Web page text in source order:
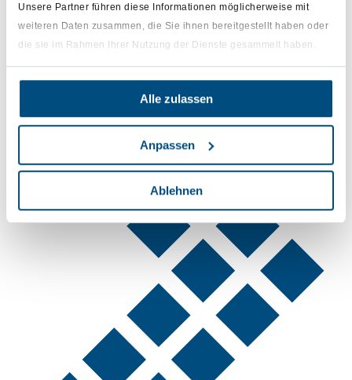
Unsere Partner führen diese Informationen möglicherweise mit
weiteren Daten zusammen, die Sie ihnen bereitgestellt haben oder
die sie im Rahmen Ihrer Nutzung der Dienste gesammelt haben.
Alle zulassen
Anpassen
Ablehnen
Personalisiert mit dem Namen Ihrer Apotheke